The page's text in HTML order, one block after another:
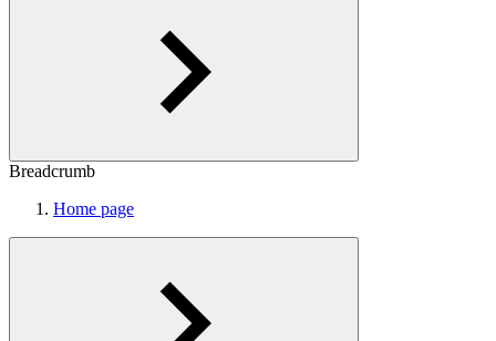
Breadcrumb
Home page